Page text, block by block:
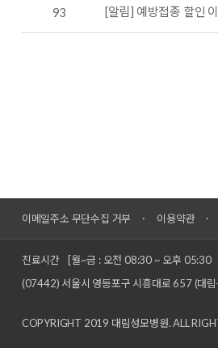
93 [알림] 예방접종 할인
이메일주소 무단수집 거부 이용약관
진료시간 [월~금 : 오전 08:30 ~ 오후 05:30
(07442) 서울시 영등포구 시흥대로 657 (대림
COPYRIGHT 2019 대림성모병원. ALL